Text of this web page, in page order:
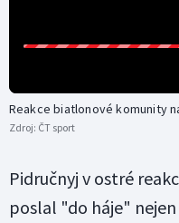
Reakce biatlonové komunity
Zdroj: ČT sport
Pidručnyj v ostré
poslal "do háje"